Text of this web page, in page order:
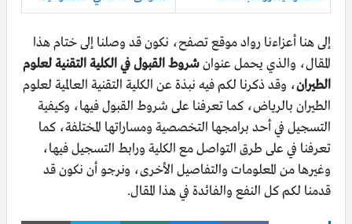
إلى هنا أعزاءنا رواد موقع تصفح، نكون قد وصلنا إلى ختام هذا
المقال، والذي يحمل عنوانشروط القبول في الكلية التقنية لعلوم
الطيران، وقد ذكرنا لكم فيه نبذة عن الكلية التقنية العالمية لعلوم
الطيران بالرياض، كما تعرفنا على شروط القبول فيها، وكيفية
التسجيل في أحد برامجها التخصصية ومساراتها المختلفة، كما
تعرفنا في على طرق التواصل مع الكلية ورابط التسجيل فيها،
وغيرها من المعلومات والتفاصيل الأخرى، ونرجو أن نكون قد
قدمنا لكم كل النفع والفائدة في هذا المقال.